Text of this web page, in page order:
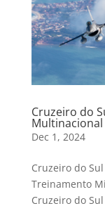
Cruzeiro do
Dec 1, 2024
Cruzeiro do
Treinamento
Cruzeiro do